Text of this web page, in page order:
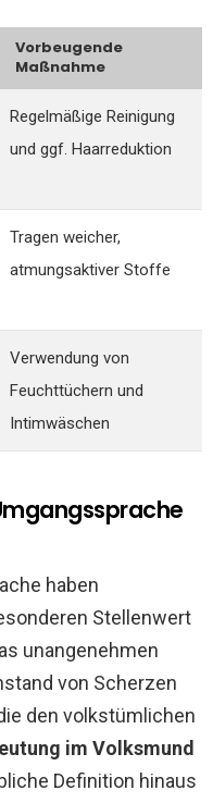
Vorbeugende
Maßnahme
Regelmäßige Reinigung
und ggf. Haarreduktion
Tragen weicher,
atmungsaktiver Stoffe
Verwendung von
Feuchttüchern und
Intimwäschen
haben
Stellenwert
unangenehmen
von Scherzen
den volkstümlichen
im Volksmund
Definition hinaus